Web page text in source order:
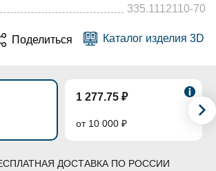
335.1112110-70
Поделиться Каталог изделия 3D
1 277.75 ₽
от 10 000 ₽
ДОСТАВКА ПО РОССИИ